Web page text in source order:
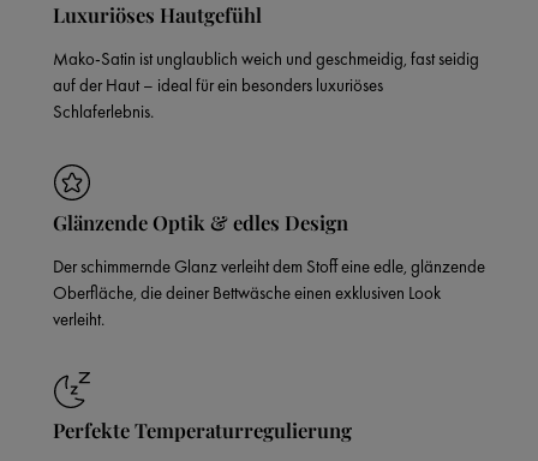
Luxuriöses Hautgefühl
Mako-Satin ist unglaublich weich und geschmeidig, fast seidig
auf der Haut – ideal für ein besonders luxuriöses
Schlaferlebnis.
Glänzende Optik & edles Design
Der schimmernde Glanz verleiht dem Stoff eine edle, glänzende
Oberfläche, die deiner Bettwäsche einen exklusiven Look
verleiht.
Perfekte Temperaturregulierung